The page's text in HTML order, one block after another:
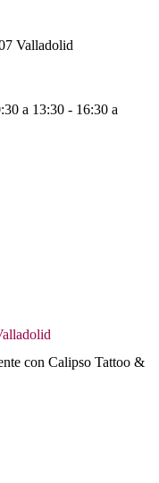
Valladolid
a 13:30 - 16:30 a
con Calipso Tattoo &